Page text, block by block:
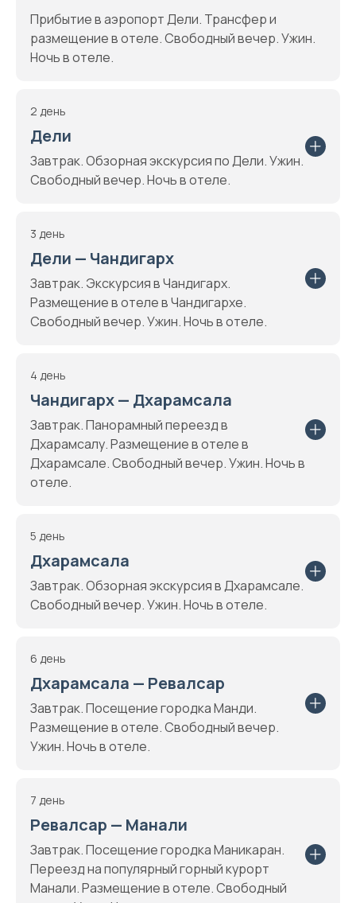
Прибытие в аэропорт Дели. Трансфер и
размещение в отеле. Свободный вечер. Ужин.
Ночь в отеле.
2 день
Дели
Завтрак. Обзорная экскурсия по Дели. Ужин.
Свободный вечер. Ночь в отеле.
3 день
Дели — Чандигарх
Завтрак. Экскурсия в Чандигарх.
Размещение в отеле в Чандигархе.
Свободный вечер. Ужин. Ночь в отеле.
4 день
Чандигарх — Дхарамсала
Завтрак. Панорамный переезд в
Дхарамсалу. Размещение в отеле в
Дхарамсале. Свободный вечер. Ужин. Ночь в
отеле.
5 день
Дхарамсала
Завтрак. Обзорная экскурсия в Дхарамсале.
Свободный вечер. Ужин. Ночь в отеле.
6 день
Дхарамсала — Ревалсар
Завтрак. Посещение городка Манди.
Размещение в отеле. Свободный вечер.
Ужин. Ночь в отеле.
7 день
Ревалсар — Манали
Завтрак. Посещение городка Маникаран.
Переезд на популярный горный курорт
Манали. Размещение в отеле. Свободный